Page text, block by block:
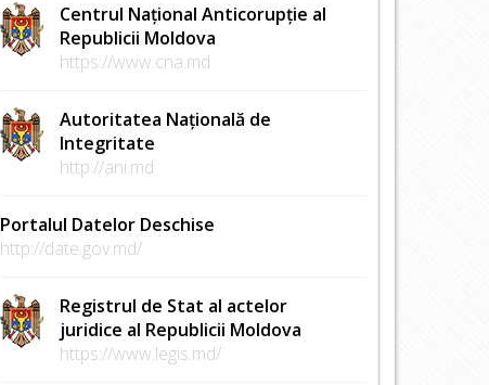
Centrul Național Anticorupție al
Republicii Moldova
https://www.cna.md
Autoritatea Națională de
Integritate
http://ani.md
Portalul Datelor Deschise
http://date.gov.md/
Registrul de Stat al actelor
juridice al Republicii Moldova
https://www.legis.md/